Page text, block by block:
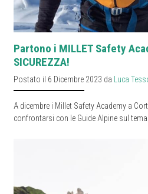
Partono i MILLET Safety
SICUREZZA!
Postato il 6 Dicembre 2023 da Luca
A dicembre i Millet Safety Academy a
confrontarsi con le Guide Alpine sul